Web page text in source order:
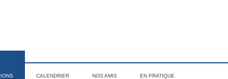
CALENDRIER NOS AMIS EN PRATIQUE